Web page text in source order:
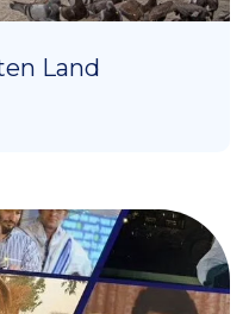
Land